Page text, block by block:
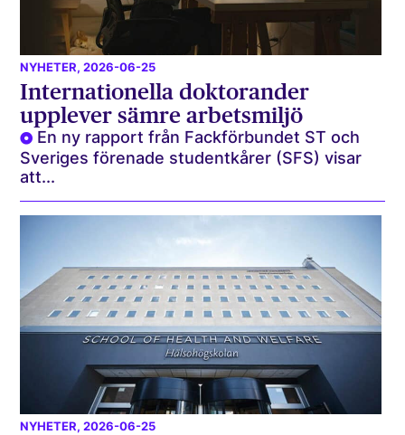
NYHETER, 2026-06-25
Internationella doktorander
upplever sämre arbetsmiljö
En ny rapport från Fackförbundet ST och
Sveriges förenade studentkårer (SFS) visar
att...
NYHETER, 2026-06-25